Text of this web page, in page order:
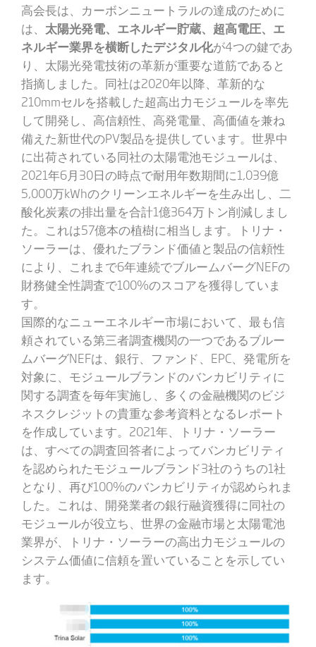
高会長は、カーボンニュートラルの達成のために
は、 太陽光発電、エネルギー貯蔵、超高電圧、エ
ネルギー業界を横断したデジタル化が4つの鍵であ
り、太陽光発電技術の革新が重要な道筋であると
指摘しました。同社は2020年以降、革新的な
210mmセルを搭載した超高出力モジュールを率先
して開発し、高信頼性、高発電量、高価値を兼ね
備えた新世代のPV製品を提供しています。世界中
に出荷されている同社の太陽電池モジュールは、
2021年6月30日の時点で耐用年数期間に1,039億
5,000万kWhのクリーンエネルギーを生み出し、二
酸化炭素の排出量を合計1億364万トン削減しまし
た。これは57億本の植樹に相当します。トリナ・
ソーラーは、優れたブランド価値と製品の信頼性
により、これまで6年連続でブルームバーグNEFの
財務健全性調査で100%のスコアを獲得していま
す。
国際的なニューエネルギー市場において、最も信
頼されている第三者調査機関の一つであるブルー
ムバーグNEFは、銀行、ファンド、EPC、発電所を
対象に、モジュールブランドのバンカビリティに
関する調査を毎年実施し、多くの金融機関のビジ
ネスクレジットの貴重な参考資料となるレポート
を作成しています。2021年、トリナ・ソーラー
は、すべての調査回答者によってバンカビリティ
を認められたモジュールブランド3社のうちの1社
となり、再び100%のバンカビリティが認められま
した。これは、開発業者の銀行融資獲得に同社の
モジュールが役立ち、世界の金融市場と太陽電池
業界が、トリナ・ソーラーの高出力モジュールの
システム価値に信頼を置いていることを示してい
ます。